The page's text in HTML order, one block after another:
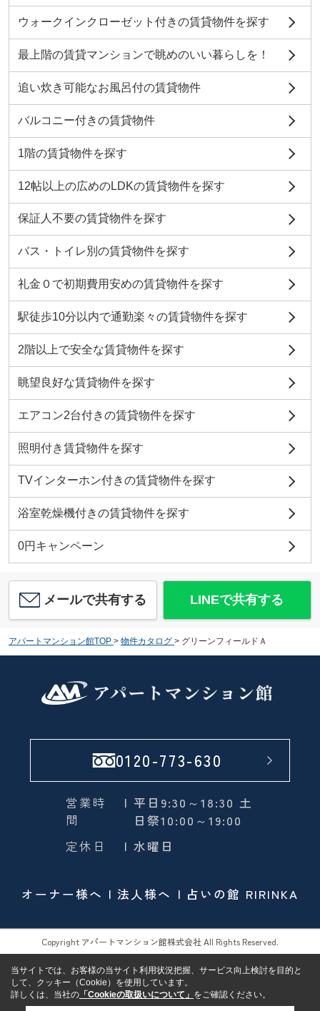
ウォークインクローゼット付きの賃貸物件を探す
最上階の賃貸マンションで眺めのいい暮らしを！
追い炊き可能なお風呂付の賃貸物件
バルコニー付きの賃貸物件
1階の賃貸物件を探す
12帖以上の広めのLDKの賃貸物件を探す
保証人不要の賃貸物件を探す
バス・トイレ別の賃貸物件を探す
礼金０で初期費用安めの賃貸物件を探す
駅徒歩10分以内で通勤楽々の賃貸物件を探す
2階以上で安全な賃貸物件を探す
眺望良好な賃貸物件を探す
エアコン2台付きの賃貸物件を探す
照明付き賃貸物件を探す
TVインターホン付きの賃貸物件を探す
浴室乾燥機付きの賃貸物件を探す
0円キャンペーン
メールで共有する LINEで共有する
アパートマンション館TOP > 物件カタログ > グリーンフィールドＡ
0120-773-630
営業時
間
| 平日9:30～18:30 土
日祭10:00～19:00
定休日
| 水曜日
オーナー様へ 法人様へ 占いの館 RIRINKA
Copyright アパートマンション館株式会社 All Rights Reserved.
当サイトでは、お客様の当サイト利用状況把握、サービス向上検討を目的と
して、クッキー（Cookie）を使用しています。
詳しくは、当社の 「Cookieの取扱いについて」 をご確認ください。